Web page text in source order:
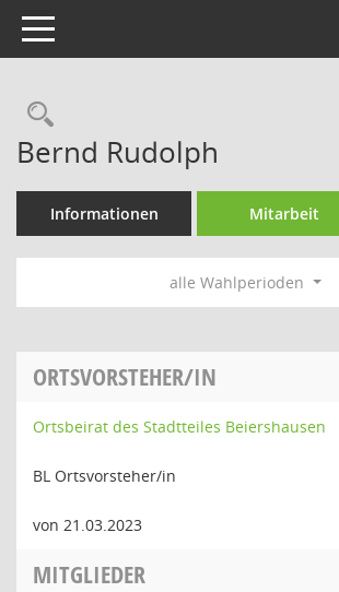
Toggle navigation
Rechercheauswahl
Bernd Rudolph
Informationen Mitarbeit
alle Wahlperioden
ORTSVORSTEHER/IN
Ortsbeirat des Stadtteiles Beiershausen
BL Ortsvorsteher/in
von 21.03.2023
MITGLIEDER